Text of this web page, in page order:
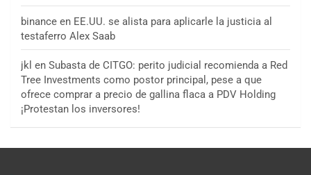
binance en EE.UU. se alista para aplicarle la justicia al
testaferro Alex Saab
jkl en Subasta de CITGO: perito judicial recomienda a Red
Tree Investments como postor principal, pese a que
ofrece comprar a precio de gallina flaca a PDV Holding
¡Protestan los inversores!